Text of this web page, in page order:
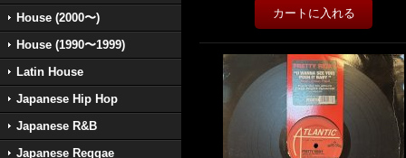
House (2000〜)
House (1990〜1999)
Latin House
Japanese Hip Hop
Japanese R&B
Japanese Reggae